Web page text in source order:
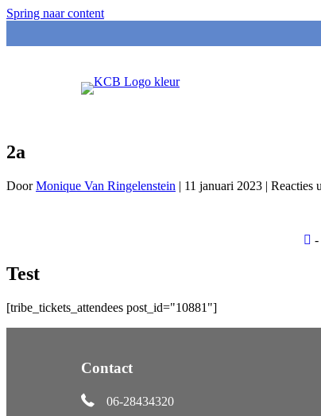
Spring naar content
2a
DoorMonique Van Ringelenstein | 11 januari 2023 | Reacties
-
Test
[tribe_tickets_attendees post_id="10881"]
Contact
06-28434320